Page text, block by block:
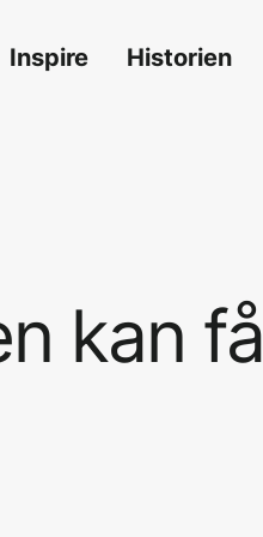
Inspire Historien
kan få